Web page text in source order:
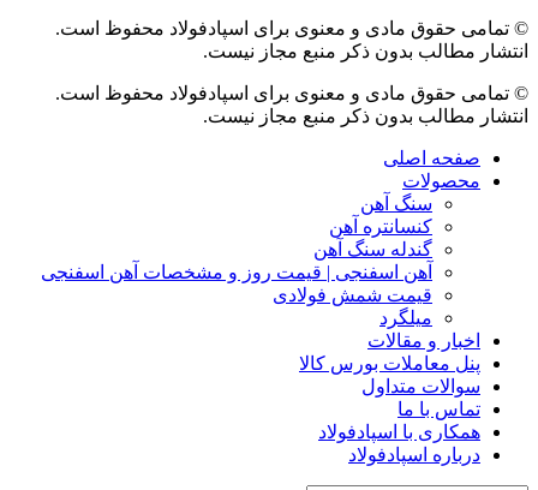
© تمامی حقوق مادی و معنوی برای اسپادفولاد محفوظ است.
انتشار مطالب بدون ذکر منبع مجاز نیست.
© تمامی حقوق مادی و معنوی برای اسپادفولاد محفوظ است.
انتشار مطالب بدون ذکر منبع مجاز نیست.
صفحه اصلی
محصولات
سنگ آهن
کنسانتره آهن
گندله سنگ آهن
آهن اسفنجی | قیمت روز و مشخصات آهن اسفنجی
قیمت شمش فولادی
میلگرد
اخبار و مقالات
پنل معاملات بورس کالا
سوالات متداول
تماس با ما
همکاری با اسپادفولاد
درباره اسپادفولاد